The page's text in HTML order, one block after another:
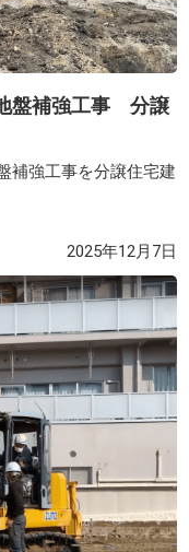
盤補強工事 分譲
補強工事を分譲住宅建
2025年12月7日